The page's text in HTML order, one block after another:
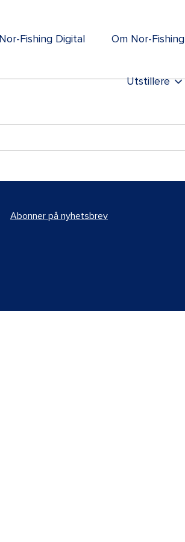
Nor-Fishing Digital Om Nor-Fishing
Utstillere
Abonner på nyhetsbrev